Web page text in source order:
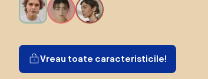
Vreau toate caracteristicile!